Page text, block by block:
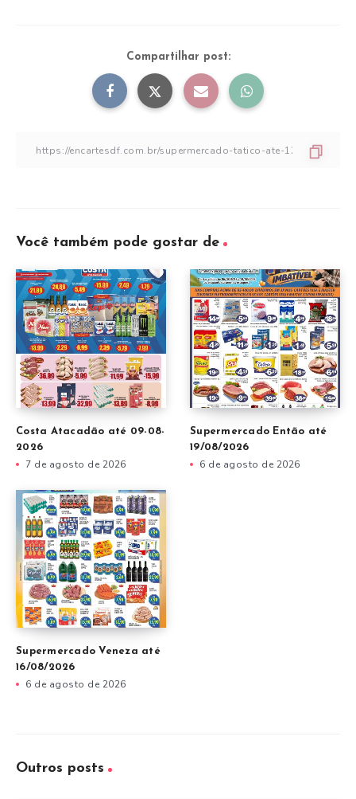
Compartilhar post:
Você também pode gostar de
Costa Atacadão até 09-08-
2026
7 de agosto de 2026
Supermercado Então até
19/08/2026
6 de agosto de 2026
Supermercado Veneza até
16/08/2026
6 de agosto de 2026
Outros posts